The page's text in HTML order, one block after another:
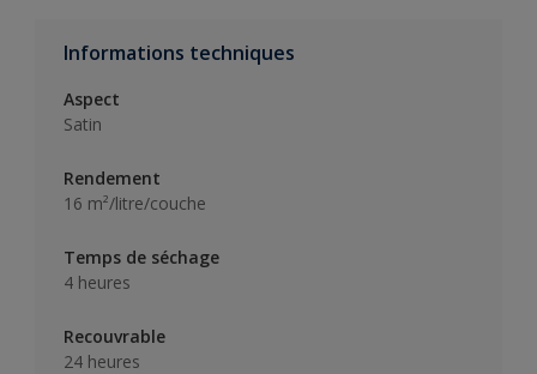
Informations techniques
Aspect
Satin
Rendement
16 m²/litre/couche
Temps de séchage
4 heures
Recouvrable
24 heures